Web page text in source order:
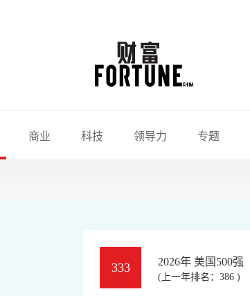
商业 科技 领导力 专题
333 2026年 美国500强
(上一年排名：386 )